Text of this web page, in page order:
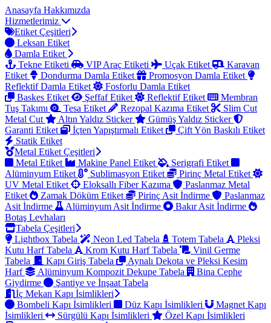
Anasayfa Hakkımızda
Hizmetlerimiz
Etiket Çeşitleri
Leksan Etiket
Damla Etiket
Tekne Etiketi
VIP Araç Etiketi Uçak Etiket
Karavan
Etiket
Dondurma Damla Etiket
Promosyon Damla Etiket
Reflektif Damla Etiket
Fosforlu Damla Etiket
Baskes Etiket
Şeffaf Etiket Reflektif Etiket
Membran
Tuş Takımı
Tesa Etiket Rezopal Kazıma Etiket
Slim Cut
Metal Cut
Altın Yaldız Sticker
Gümüş Yaldız Sticker
Garanti Etiket
İçten Yapıştırmalı Etiket
Çift Yön Baskılı Etiket
Statik Etiket
Metal Etiket Çeşitleri
Metal Etiket
Makine Panel Etiket
Serigrafi Etiket
Alüminyum Etiket
Sublimasyon Etiket
Pirinç Metal Etiket
UV Metal Etiket
Eloksallı Fiber Kazıma
Paslanmaz Metal
Etiket
Zamak Döküm Etiket Pirinç Asit İndirme
Paslanmaz
Asit İndirme
Alüminyum Asit İndirme
Bakır Asit İndirme
Botaş Levhaları
Tabela Çeşitleri
Lightbox Tabela
Neon Led Tabela Totem Tabela
Pleksi
Kutu Harf Tabela
Krom Kutu Harf Tabela
Vinil Germe
Tabela
Kapı Giriş Tabela
Aynalı Dekota ve Pleksi Kesim
Harf
Alüminyum Kompozit Dekupe Tabela
Bina Cephe
Giydirme
Şantiye ve İnşaat Tabela
İç Mekan Kapı İsimlikleri
Bombeli Kapı İsimlikleri
Düz Kapı İsimlikleri
Magnet Kapı
İsimlikleri
Sürgülü Kapı İsimlikleri
Özel Kapı İsimlikleri